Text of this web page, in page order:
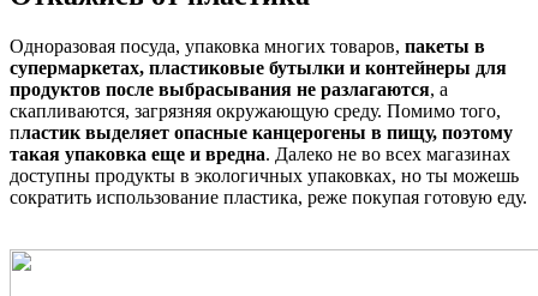
Одноразовая посуда, упаковка многих товаров, пакеты в
супермаркетах, пластиковые бутылки и контейнеры для
продуктов после выбрасывания не разлагаются, а
скапливаются, загрязняя окружающую среду. Помимо того,
пластик выделяет опасные канцерогены в пищу, поэтому
такая упаковка еще и вредна. Далеко не во всех магазинах
доступны продукты в экологичных упаковках, но ты можешь
сократить использование пластика, реже покупая готовую еду.